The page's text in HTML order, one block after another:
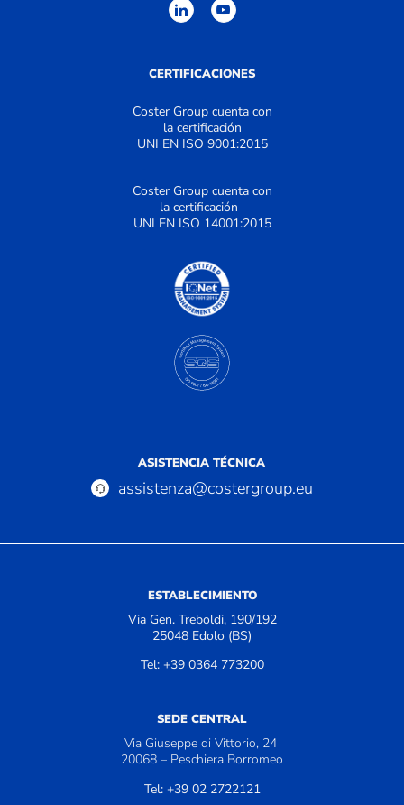
CERTIFICACIONES
Coster Group cuenta con
la certificación
UNI EN ISO 9001:2015
Coster Group cuenta con
la certificación
UNI EN ISO 14001:2015
ASISTENCIA TÉCNICA
assistenza@costergroup.eu
ESTABLECIMIENTO
Via Gen. Treboldi, 190/192
25048 Edolo (BS)
Tel: +39 0364 773200
SEDE CENTRAL
Via Giuseppe di Vittorio, 24
20068 – Peschiera Borromeo
Tel: +39 02 2722121